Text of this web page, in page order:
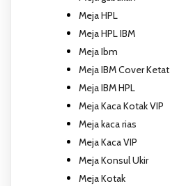
Meja HPL
Meja HPL IBM
Meja Ibm
Meja IBM Cover Ketat
Meja IBM HPL
Meja Kaca Kotak VIP
Meja kaca rias
Meja Kaca VIP
Meja Konsul Ukir
Meja Kotak